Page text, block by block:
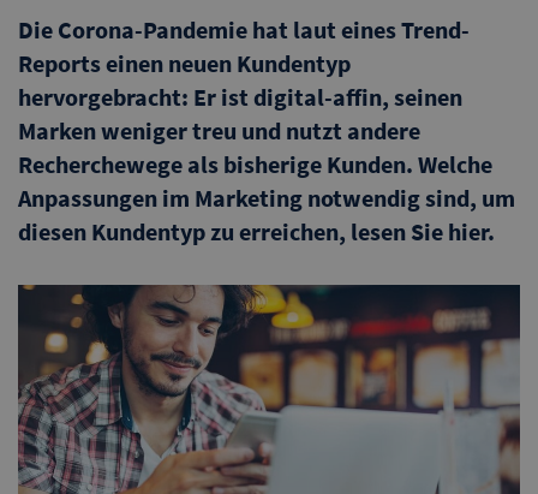
Die Corona-Pandemie hat laut eines Trend-
Reports einen neuen Kundentyp
hervorgebracht: Er ist digital-affin, seinen
Marken weniger treu und nutzt andere
Recherchewege als bisherige Kunden. Welche
Anpassungen im Marketing notwendig sind, um
diesen Kundentyp zu erreichen, lesen Sie hier.